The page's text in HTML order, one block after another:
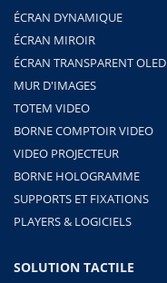
ÉCRAN DYNAMIQUE
ÉCRAN MIROIR
ÉCRAN TRANSPARENT OLED
MUR D'IMAGES
TOTEM VIDEO
BORNE COMPTOIR VIDEO
VIDEO PROJECTEUR
BORNE HOLOGRAMME
SUPPORTS ET FIXATIONS
PLAYERS & LOGICIELS
SOLUTION TACTILE